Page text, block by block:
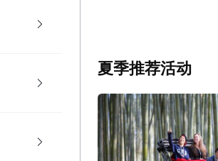
夏季推荐活动